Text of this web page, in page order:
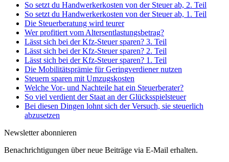
So setzt du Handwerkerkosten von der Steuer ab, 2. Teil
So setzt du Handwerkerkosten von der Steuer ab, 1. Teil
Die Steuerberatung wird teurer
Wer profitiert vom Altersentlastungsbetrag?
Lässt sich bei der Kfz-Steuer sparen? 3. Teil
Lässt sich bei der Kfz-Steuer sparen? 2. Teil
Lässt sich bei der Kfz-Steuer sparen? 1. Teil
Die Mobilitätsprämie für Geringverdiener nutzen
Steuern sparen mit Umzugskosten
Welche Vor- und Nachteile hat ein Steuerberater?
So viel verdient der Staat an der Glücksspielsteuer
Bei diesen Dingen lohnt sich der Versuch, sie steuerlich
abzusetzen
Newsletter abonnieren
Benachrichtigungen über neue Beiträge via E-Mail erhalten.